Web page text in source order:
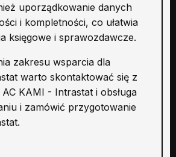
uporządkowanie danych
i kompletności, co ułatwia
księgowe i sprawozdawcze.
zakresu wsparcia dla
warto skontaktować się z
KAMI - Intrastat i obsługa
i zamówić przygotowanie